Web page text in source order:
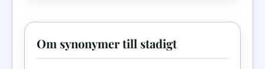
Om synonymer till stadigt